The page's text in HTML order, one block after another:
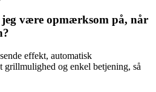
være opmærksom på, når
effekt, automatisk
og enkel betjening, så